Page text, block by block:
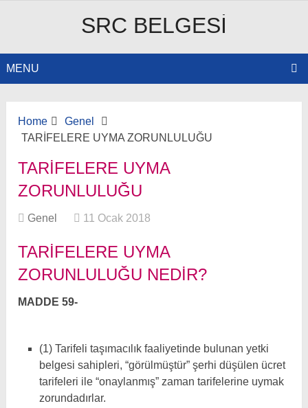
SRC BELGESI
MENU
Home
Genel
TARİFELERE UYMA ZORUNLULUĞU
TARİFELERE UYMA
ZORUNLULUĞU
Genel 11 Ocak 2018
TARIFELERE UYMA
ZORUNLULUĞU NEDIR?
MADDE 59-
(1) Tarifeli taşımacılık faaliyetinde bulunan yetki
belgesi sahipleri, “görülmüştür” şerhi düşülen ücret
tarifeleri ile “onaylanmış” zaman tarifelerine uymak
zorundadırlar.